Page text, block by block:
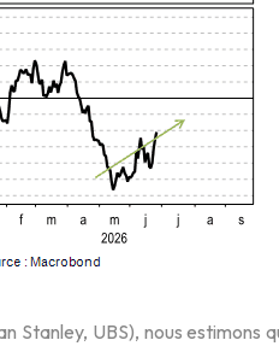
Stanley, UBS), nous estimons